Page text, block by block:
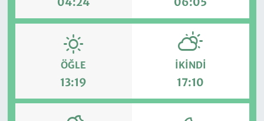
ÖĞLE
13:19
İKINDI
17:10